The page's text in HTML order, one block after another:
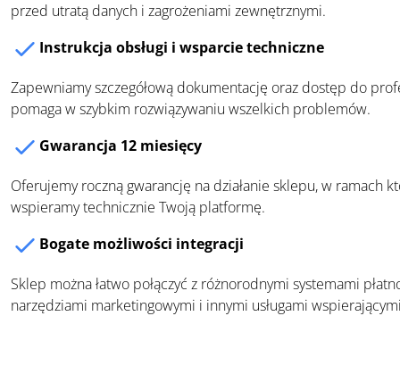
przed utratą danych i zagrożeniami zewnętrznymi.
Instrukcja obsługi i wsparcie techniczne
Zapewniamy szczegółową dokumentację oraz dostęp do
pomaga w szybkim rozwiązywaniu wszelkich problemów.
Gwarancja 12 miesięcy
Oferujemy roczną gwarancję na działanie sklepu, w ramach
wspieramy technicznie Twoją platformę.
Bogate możliwości integracji
Sklep można łatwo połączyć z różnorodnymi systemami
narzędziami marketingowymi i innymi usługami